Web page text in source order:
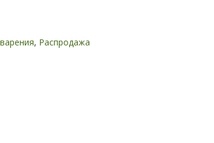
, Распродажа